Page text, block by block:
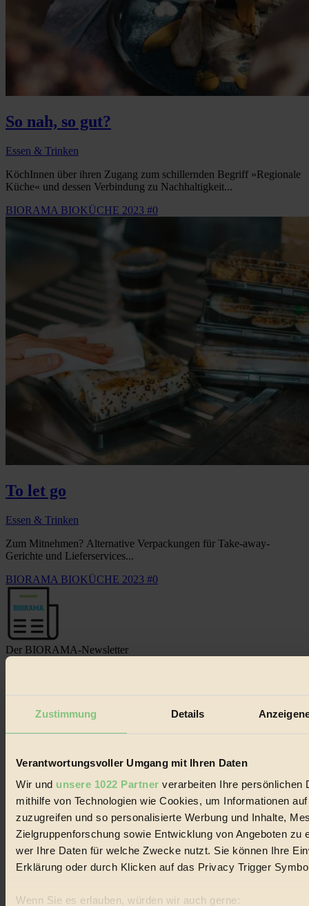
Zustimmung Details
Verantwortungsvoller Umgang mit Ihren Daten
Wir und unsere 1022 Partner verarbeiten Ihre persönlichen
mithilfe von Technologien wie Cookies, um Informationen
zuzugreifen und so personalisierte Werbung und Inhalte,
Zielgruppenforschung sowie Entwicklung von Angeboten zu
wer Ihre Daten für welche Zwecke nutzt. Sie können Ihre
Erklärung oder durch Klicken auf das Privacy Trigger
Wenn Sie es erlauben, würden wir auch gerne:
So nah, so gut?
Essen & Trinken
KöchInnen über ihren Zugang zum schillernden Begriff »Regionale
Küche« und dessen Verbindung zu Nachhaltigkeit...
BIORAMA BIOKÜCHE 2023 #0
To let go
Essen & Trinken
Zum Mitnehmen? Alternative Verpackungen für Take-away-
Gerichte und Lieferservices...
BIORAMA BIOKÜCHE 2023 #0
Der BIORAMA-Newsletter
BIORAMA-Magazin per E-Mail.
Jetzt eintragen:
© 2026 Biorama GmbH
Datenschutz